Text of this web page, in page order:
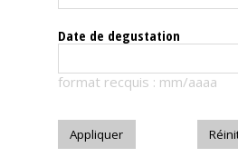
Le
magazine
Télécharger
Date de degustation
format recquis : mm/aaaa